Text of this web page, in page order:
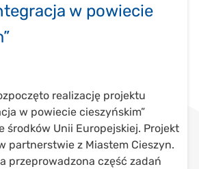
w powiecie
realizację projektu
w powiecie cieszyńskim”
środków Unii Europejskiej. Projekt
partnerstwie z Miastem Cieszyn.
przeprowadzona część zadań